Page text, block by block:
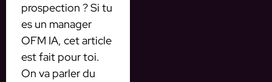
prospection ? Si tu
es un manager
OFM IA, cet article
est fait pour toi.
On va parler du